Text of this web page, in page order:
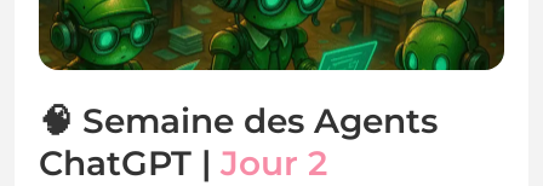
🧠 Semaine des Agents
ChatGPT | Jour 2